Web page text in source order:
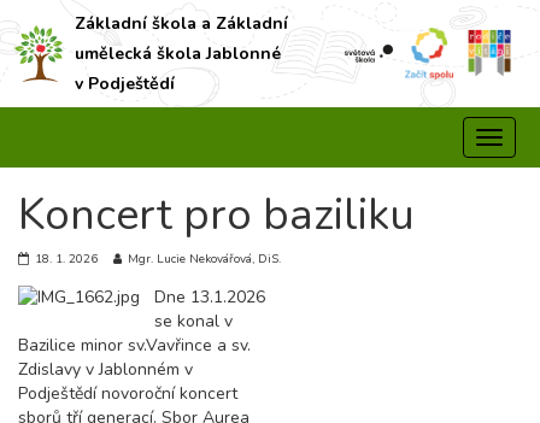
Základní škola a Základní
umělecká škola Jablonné
v Podještědí
Koncert pro baziliku
18. 1. 2026 Mgr. Lucie Nekovářová, DiS.
Dne 13.1.2026
se konal v
Bazilice minor sv.Vavřince a sv.
Zdislavy v Jablonném v
Podještědí novoroční koncert
sborů tří generací. Sbor Aurea